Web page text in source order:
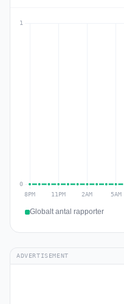
Globalt antal rapporter
ADVERTISEMENT